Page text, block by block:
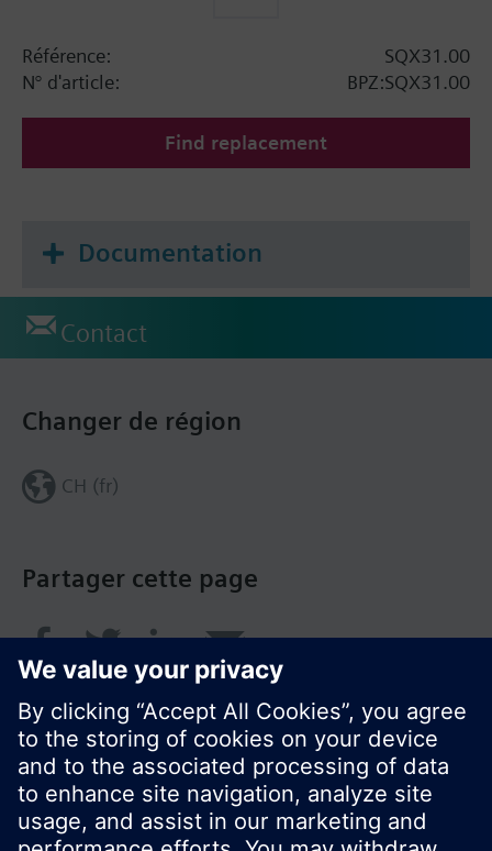
Référence:
SQX31.00
N° d'article:
BPZ:SQX31.00
Find replacement
Documentation
Contact
Partager cette page
Changer de région
CH (fr)